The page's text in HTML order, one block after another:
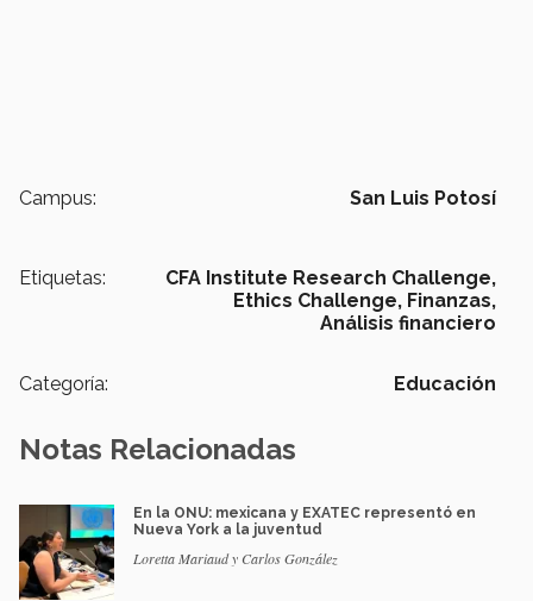
Campus: San Luis Potosí
Etiquetas:
CFA Institute Research Challenge,
Ethics Challenge, Finanzas,
Análisis financiero
Categoría: Educación
Notas Relacionadas
En la ONU: mexicana y EXATEC representó en
Nueva York a la juventud
Loretta Mariaud y Carlos González